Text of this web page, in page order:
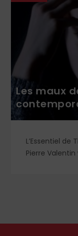
Les maux
L’Essentiel de
Pierre
fois d'être